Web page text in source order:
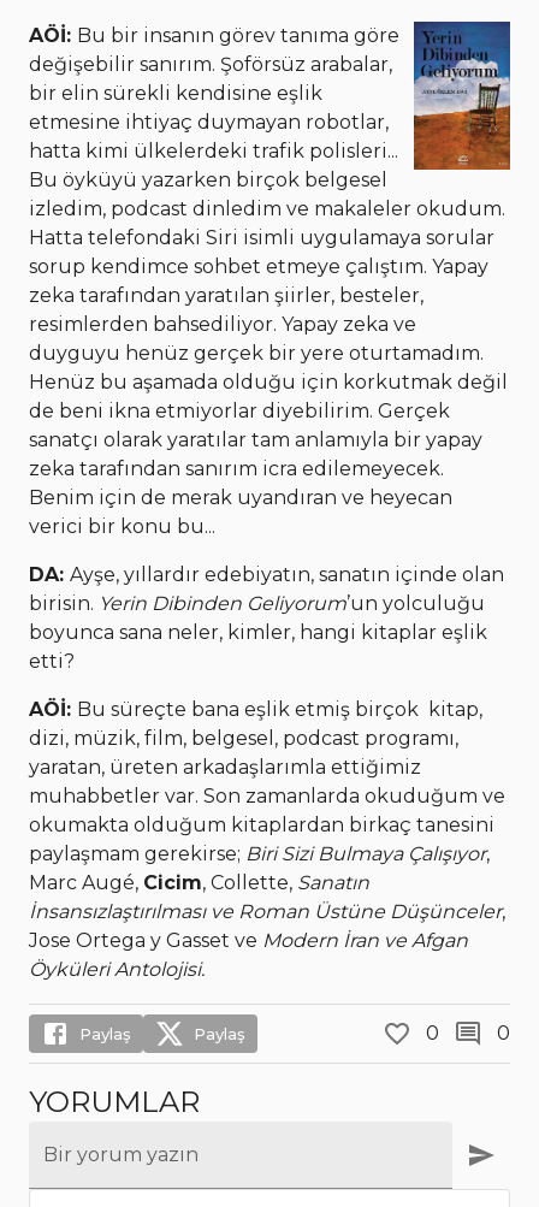
AÖİ: Bu bir insanın görev tanıma göre
değişebilir sanırım. Şoförsüz arabalar,
bir elin sürekli kendisine eşlik
etmesine ihtiyaç duymayan robotlar,
hatta kimi ülkelerdeki trafik polisleri...
Bu öyküyü yazarken birçok belgesel
izledim, podcast dinledim ve makaleler okudum.
Hatta telefondaki Siri isimli uygulamaya sorular
sorup kendimce sohbet etmeye çalıştım. Yapay
zeka tarafından yaratılan şiirler, besteler,
resimlerden bahsediliyor. Yapay zeka ve
duyguyu henüz gerçek bir yere oturtamadım.
Henüz bu aşamada olduğu için korkutmak değil
de beni ikna etmiyorlar diyebilirim. Gerçek
sanatçı olarak yaratılar tam anlamıyla bir yapay
zeka tarafından sanırım icra edilemeyecek.
Benim için de merak uyandıran ve heyecan
verici bir konu bu...
DA: Ayşe, yıllardır edebiyatın, sanatın içinde olan
birisin. Yerin Dibinden Geliyorum’un yolculuğu
boyunca sana neler, kimler, hangi kitaplar eşlik
etti?
AÖİ: Bu süreçte bana eşlik etmiş birçok kitap,
dizi, müzik, film, belgesel, podcast programı,
yaratan, üreten arkadaşlarımla ettiğimiz
muhabbetler var. Son zamanlarda okuduğum ve
okumakta olduğum kitaplardan birkaç tanesini
paylaşmam gerekirse; Biri Sizi Bulmaya Çalışıyor,
Marc Augé, Cicim, Collette, Sanatın
İnsansızlaştırılması ve Roman Üstüne Düşünceler,
Jose Ortega y Gasset ve Modern İran ve Afgan
Öyküleri Antolojisi.
Paylaş Paylaş 0 0
YORUMLAR
Bir yorum yazın